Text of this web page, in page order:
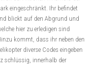
eingeschränkt. Ihr befindet
blickt auf den Abgrund und
hier zu erledigen sind
kommt, dass ihr neben den
diverse Codes eingeben
schlüssig, innerhalb der